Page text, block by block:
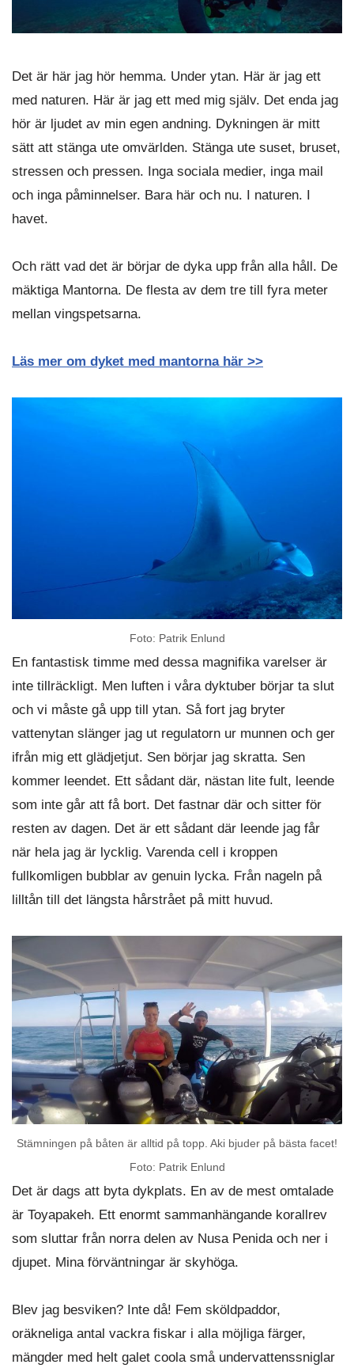
Det är här jag hör hemma. Under ytan. Här är jag ett
med naturen. Här är jag ett med mig själv. Det enda jag
hör är ljudet av min egen andning. Dykningen är mitt
sätt att stänga ute omvärlden. Stänga ute suset, bruset,
stressen och pressen. Inga sociala medier, inga mail
och inga påminnelser. Bara här och nu. I naturen. I
havet.
Och rätt vad det är börjar de dyka upp från alla håll. De
mäktiga Mantorna. De flesta av dem tre till fyra meter
mellan vingspetsarna.
Läs mer om dyket med mantorna här >>
Foto: Patrik Enlund
En fantastisk timme med dessa magnifika varelser är
inte tillräckligt. Men luften i våra dyktuber börjar ta slut
och vi måste gå upp till ytan. Så fort jag bryter
vattenytan slänger jag ut regulatorn ur munnen och ger
ifrån mig ett glädjetjut. Sen börjar jag skratta. Sen
kommer leendet. Ett sådant där, nästan lite fult, leende
som inte går att få bort. Det fastnar där och sitter för
resten av dagen. Det är ett sådant där leende jag får
när hela jag är lycklig. Varenda cell i kroppen
fullkomligen bubblar av genuin lycka. Från nageln på
lilltån till det längsta hårstrået på mitt huvud.
Stämningen på båten är alltid på topp. Aki bjuder på bästa facet!
Foto: Patrik Enlund
Det är dags att byta dykplats. En av de mest omtalade
är Toyapakeh. Ett enormt sammanhängande korallrev
som sluttar från norra delen av Nusa Penida och ner i
djupet. Mina förväntningar är skyhöga.
Blev jag besviken? Inte då! Fem sköldpaddor,
oräkneliga antal vackra fiskar i alla möjliga färger,
mängder med helt galet coola små undervattenssniglar